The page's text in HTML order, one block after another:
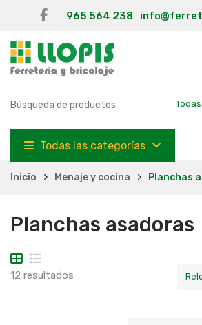
965 564 238
Todas las categorías
Inicio Menaje y cocina Planchas
Planchas asadoras
12 resultados